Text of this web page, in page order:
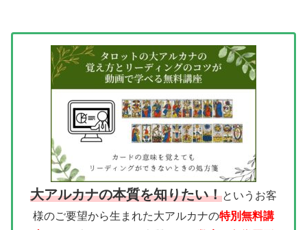
大アルカナの本質を知りたい！というお客
様のご要望から生まれた大アルカナの特別無料講